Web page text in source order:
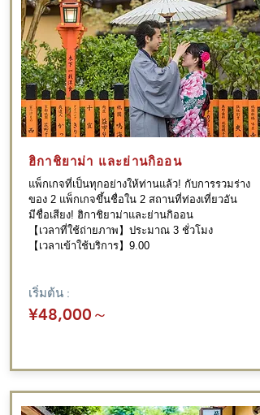
แพ็กเกจที่เป็นทุกอย่างให้ท่านแล้ว! กับการรวมร่าง
ของ 2 แพ็กเกจขึ้นชื่อใน 2 สถานที่ท่องเที่ยวอัน
มีชื่อเสียง! ฮิกาชิยาม่าและย่านกิออน
【เวลาที่ใช้ถ่ายภาพ】ประมาณ 3 ชั่วโมง
【เวลาเข้าใช้บริการ】9.00
ฮิกาชิยาม่า และย่านกิออน
เริ่มต้น :
¥48,000 ～